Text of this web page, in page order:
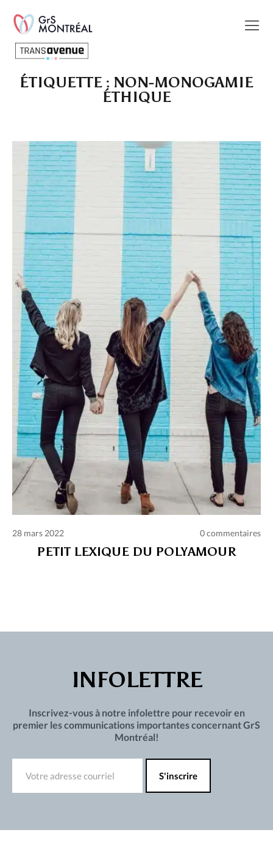
Français
PAGES
Charte des commentaires et publications
Conditions d’utilisation
Nous contacter
Politique de confidentialité
ÉTIQUETTE : NON-MONOGAMIE
ÉTHIQUE
28 mars 2022 0 commentaires
PETIT LEXIQUE DU POLYAMOUR
INFOLETTRE
Inscrivez-vous à notre infolettre pour recevoir en
premier les communications importantes concernant GrS
Montréal!